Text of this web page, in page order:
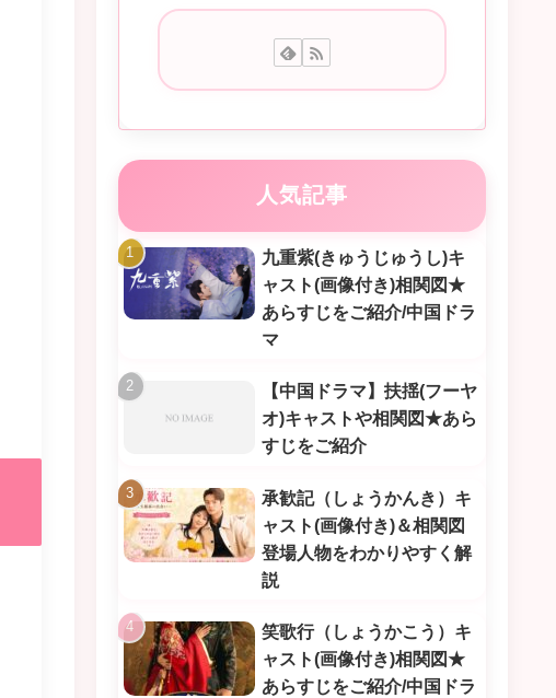
人気記事
九重紫(きゅうじゅうし)キ
ャスト(画像付き)相関図★
あらすじをご紹介/中国ドラ
マ
【中国ドラマ】扶揺(フーヤ
オ)キャストや相関図★あら
すじをご紹介
承歓記（しょうかんき）キ
ャスト(画像付き)＆相関図
登場人物をわかりやすく解
説
笑歌行（しょうかこう）キ
ャスト(画像付き)相関図★
あらすじをご紹介/中国ドラ